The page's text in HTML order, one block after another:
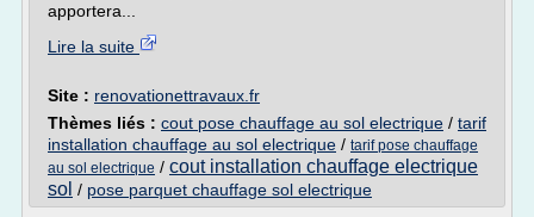
apportera...
Lire la suite
Site : renovationettravaux.fr
Thèmes liés : cout pose chauffage au sol electrique / tarif
installation chauffage au sol electrique / tarif pose chauffage
au sol electrique / cout installation chauffage electrique
sol / pose parquet chauffage sol electrique